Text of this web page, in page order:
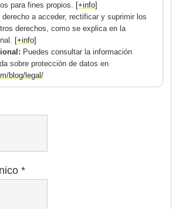
para fines propios. [+info]
derecho a acceder, rectificar y suprimir los
derechos, como se explica en la
[+info]
Puedes consultar la información
sobre protección de datos en
blog/legal/
*